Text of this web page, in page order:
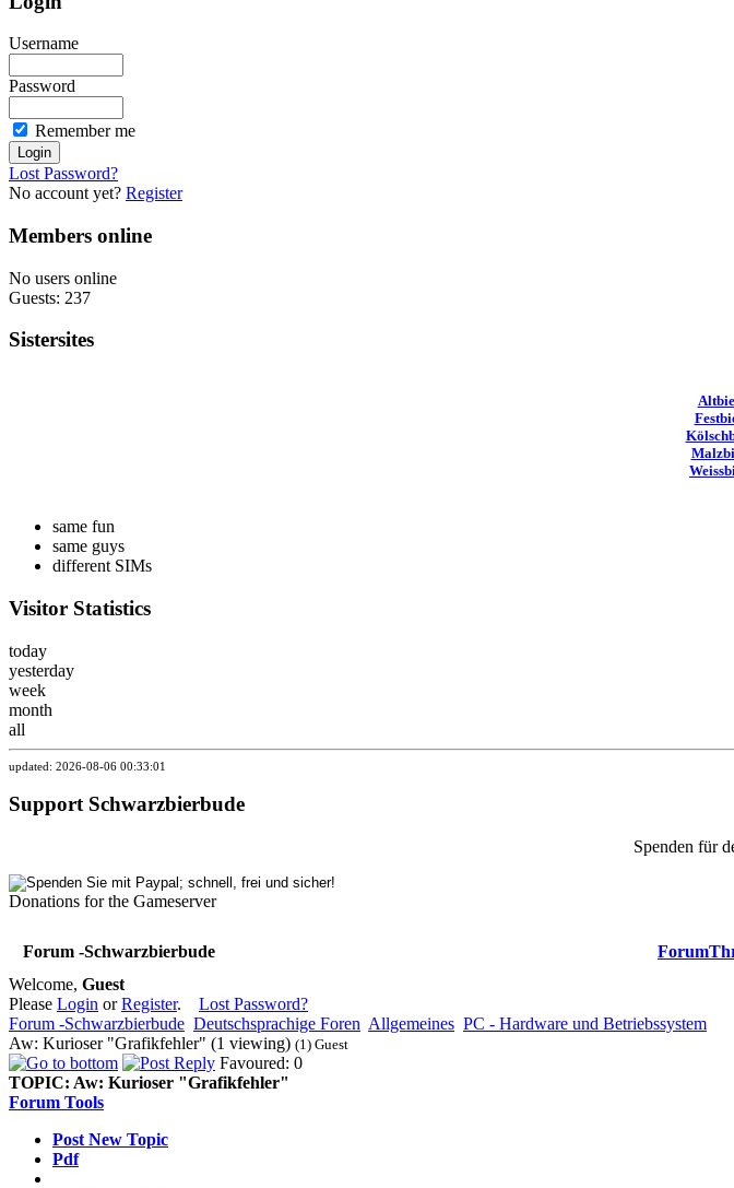
Username
Password
Remember me
Lost Password?
No account yet? Register
Members online
No users online
Guests: 237
Sistersites
same fun
same guys
different SIMs
Visitor Statistics
today
yesterday
week
month
all
updated: 2026-08-06 00:33:01
Support Schwarzbierbude
Spenden für
Donations for the Gameserver
Forum -Schwarzbierbude Forum
Welcome, Guest
Please Login orRegister. Lost Password?
Forum -Schwarzbierbude Deutschsprachige Foren Allgemeines PC - Hardware und Betriebssystem
Aw: Kurioser "Grafikfehler" (1 viewing) (1) Guest
Favoured: 0
TOPIC: Aw: Kurioser "Grafikfehler"
Forum Tools
Post New Topic
Pdf